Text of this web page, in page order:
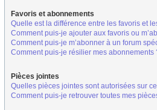
Favoris et abonnements
Quelle est la différence entre les favoris et
Comment puis-je ajouter aux favoris ou
Comment puis-je m’abonner à un forum
Comment puis-je résilier mes abonnements
Pièces jointes
Quelles pièces jointes sont autorisées sur
Comment puis-je retrouver toutes mes